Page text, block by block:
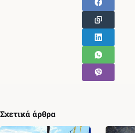
Σχετικά άρθρα